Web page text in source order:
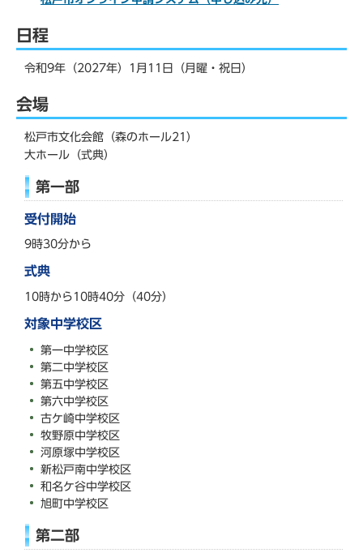
日程
令和9年（2027年）1月11日（月曜・祝日）
会場
松戸市文化会館（森のホール21）
大ホール（式典）
第一部
受付開始
9時30分から
式典
10時から10時40分（40分）
対象中学校区
第一中学校区
第二中学校区
第五中学校区
第六中学校区
古ケ崎中学校区
牧野原中学校区
河原塚中学校区
新松戸南中学校区
和名ケ谷中学校区
旭町中学校区
第二部